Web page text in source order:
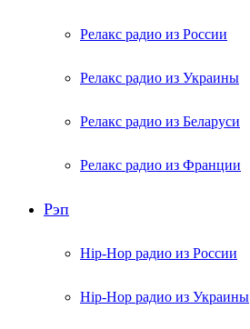
Релакс радио из России
Релакс радио из Украины
Релакс радио из Беларуси
Релакс радио из Франции
Рэп
Hip-Hop радио из России
Hip-Hop радио из Украины